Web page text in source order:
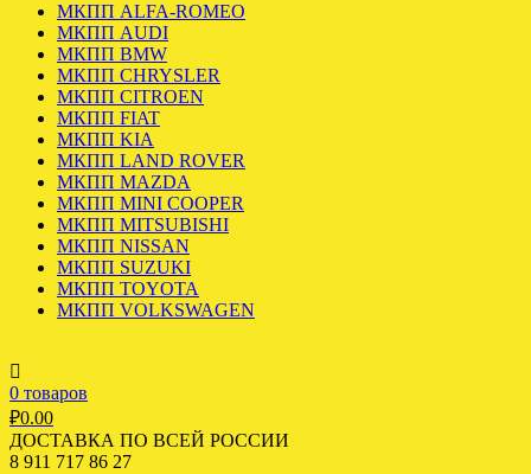
МКПП ALFA-ROMEO
МКПП AUDI
МКПП BMW
МКПП CHRYSLER
МКПП CITROEN
МКПП FIAT
МКПП KIA
МКПП LAND ROVER
МКПП MAZDA
МКПП MINI COOPER
МКПП MITSUBISHI
МКПП NISSAN
МКПП SUZUKI
МКПП TOYOTA
МКПП VOLKSWAGEN
0 товаров
₽0.00
ДОСТАВКА ПО ВСЕЙ РОССИИ
8 911 717 86 27